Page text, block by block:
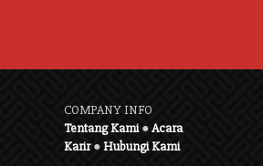
COMPANY INFO
Tentang Kami●Acara
Karir●Hubungi Kami